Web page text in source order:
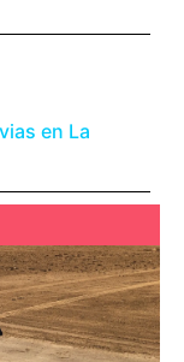
en La